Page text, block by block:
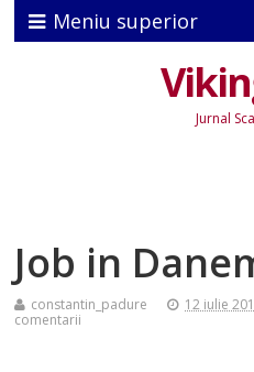
Meniu superior
Jurnal
Job in
constantin_padure 12 iulie
comentarii